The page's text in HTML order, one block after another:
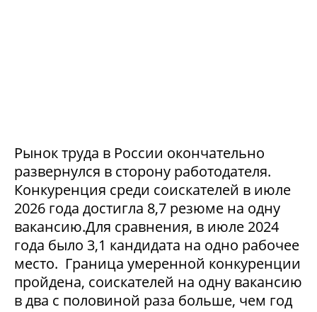
Рынок труда в России окончательно
развернулся в сторону работодателя.
Конкуренция среди соискателей в июле
2026 года достигла 8,7 резюме на одну
вакансию.Для сравнения, в июле 2024
года было 3,1 кандидата на одно рабочее
место. Граница умеренной конкуренции
пройдена, соискателей на одну вакансию
в два с половиной раза больше, чем год